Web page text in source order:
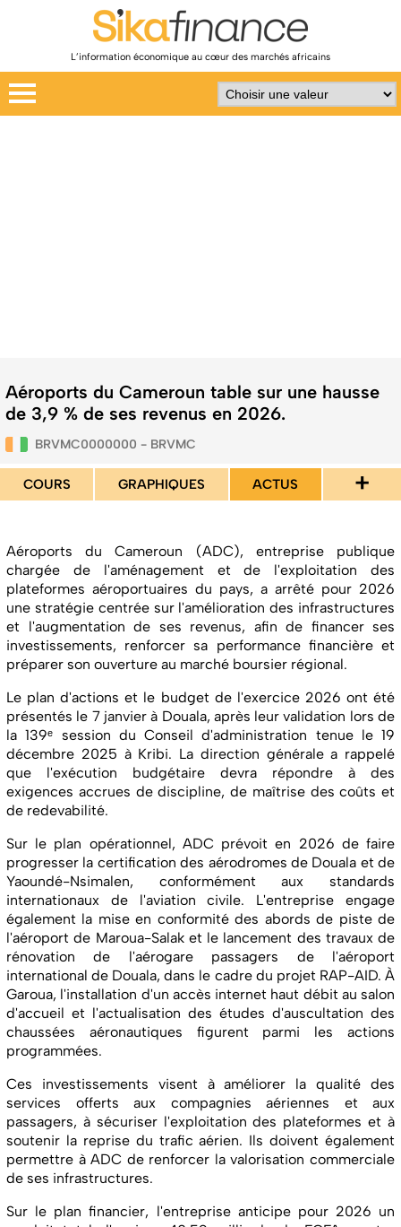
L’information économique au cœur des marchés africains
Aéroports du Cameroun table sur une hausse
de 3,9 % de ses revenus en 2026.
BRVMC0000000 - BRVMC
COURS GRAPHIQUES ACTUS +
Aéroports du Cameroun (ADC), entreprise publique
chargée de l'aménagement et de l'exploitation des
plateformes aéroportuaires du pays, a arrêté pour 2026
une stratégie centrée sur l'amélioration des infrastructures
et l'augmentation de ses revenus, afin de financer ses
investissements, renforcer sa performance financière et
préparer son ouverture au marché boursier régional.
Le plan d'actions et le budget de l'exercice 2026 ont été
présentés le 7 janvier à Douala, après leur validation lors de
la 139ᵉ session du Conseil d'administration tenue le 19
décembre 2025 à Kribi. La direction générale a rappelé
que l'exécution budgétaire devra répondre à des
exigences accrues de discipline, de maîtrise des coûts et
de redevabilité.
Sur le plan opérationnel, ADC prévoit en 2026 de faire
progresser la certification des aérodromes de Douala et de
Yaoundé-Nsimalen, conformément aux standards
internationaux de l'aviation civile. L'entreprise engage
également la mise en conformité des abords de piste de
l'aéroport de Maroua-Salak et le lancement des travaux de
rénovation de l'aérogare passagers de l'aéroport
international de Douala, dans le cadre du projet RAP-AID. À
Garoua, l'installation d'un accès internet haut débit au salon
d'accueil et l'actualisation des études d'auscultation des
chaussées aéronautiques figurent parmi les actions
programmées.
Ces investissements visent à améliorer la qualité des
services offerts aux compagnies aériennes et aux
passagers, à sécuriser l'exploitation des plateformes et à
soutenir la reprise du trafic aérien. Ils doivent également
permettre à ADC de renforcer la valorisation commerciale
de ses infrastructures.
Sur le plan financier, l'entreprise anticipe pour 2026 un